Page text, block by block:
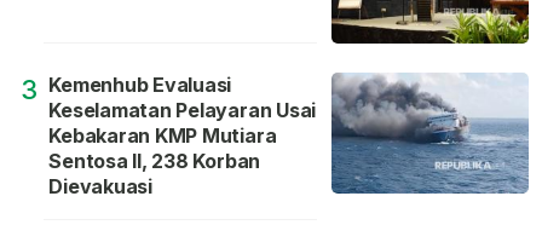
3 Kemenhub Evaluasi
Keselamatan Pelayaran Usai
Kebakaran KMP Mutiara
Sentosa II, 238 Korban
Dievakuasi